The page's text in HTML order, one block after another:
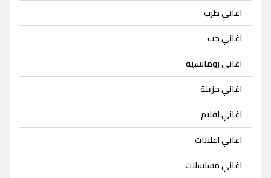
اغاني طرب
اغاني حب
اغاني رومانسية
اغاني حزينة
اغاني افلام
اغاني اعلانات
اغاني مسلسلات